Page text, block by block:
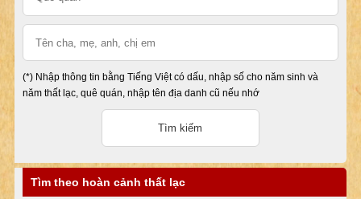
(*) Nhập thông tin bằng Tiếng Việt có dấu, nhập số cho năm sinh và
năm thất lạc, quê quán, nhập tên địa danh cũ nếu nhớ
Tìm theo hoàn cảnh thất lạc